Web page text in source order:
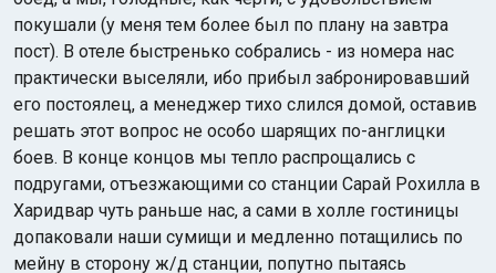
покушали (у меня тем более был по плану на завтра
пост). В отеле быстренько собрались - из номера нас
практически выселяли, ибо прибыл забронировавший
его постоялец, а менеджер тихо слился домой, оставив
решать этот вопрос не особо шарящих по-англицки
боев. В конце концов мы тепло распрощались с
подругами, отъезжающими со станции Сарай Рохилла в
Харидвар чуть раньше нас, а сами в холле гостиницы
допаковали наши сумищи и медленно потащились по
мейну в сторону ж/д станции, попутно пытаясь